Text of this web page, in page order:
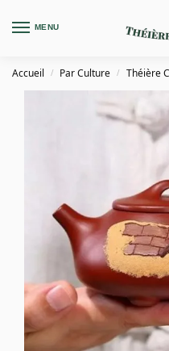
MENU
Accueil / Par Culture / Théière